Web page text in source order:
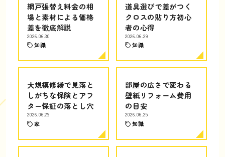
網戸張替え料金の相
場と素材による価格
差を徹底解説
2026.06.30
知識
道具選びで差がつく
クロスの貼り方初心
者の心得
2026.06.29
知識
大規模修繕で見落と
しがちな保険とアフ
ター保証の落とし穴
2026.06.29
家
部屋の広さで変わる
壁紙リフォーム費用
の目安
2026.06.25
知識